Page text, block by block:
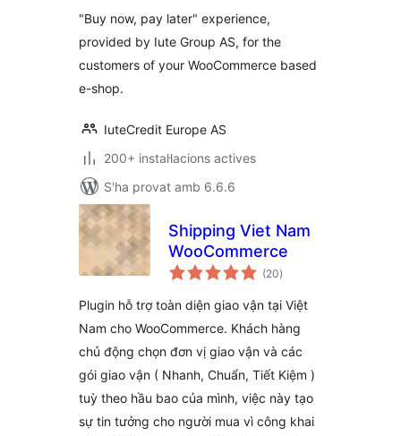
"Buy now, pay later" experience,
provided by Iute Group AS, for the
customers of your WooCommerce based
e-shop.
IuteCredit Europe AS
200+ instal·lacions actives
S'ha provat amb 6.6.6
Shipping Viet Nam
WooCommerce
(20puntuacions
totals
)
Plugin hỗ trợ toàn diện giao vận tại Việt
Nam cho WooCommerce. Khách hàng
chủ động chọn đơn vị giao vận và các
gói giao vận ( Nhanh, Chuẩn, Tiết Kiệm )
tuỳ theo hầu bao của mình, việc này tạo
sự tin tưởng cho người mua vì công khai